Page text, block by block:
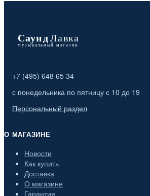
+7 (495) 648 65 34
с понедельника по пятницу с 10 до 19
Персональный раздел
О МАГАЗИНЕ
Новости
Как купить
Доставка
О магазине
Гарантия